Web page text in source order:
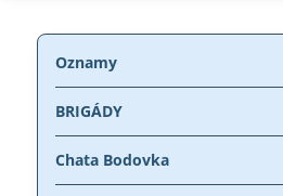
Oznamy
BRIGÁDY
Chata Bodovka